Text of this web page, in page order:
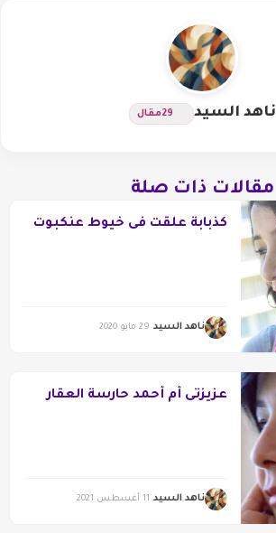
ناهد السيد 29مقال
مقالات ذات صلة
كذبابة علقت فى خيوط عنكبوت
ناهد السيد 29 مايو 2020
عزيزتى أم أحمد حارسة العقار
ناهد السيد 11 أغسطس 2021